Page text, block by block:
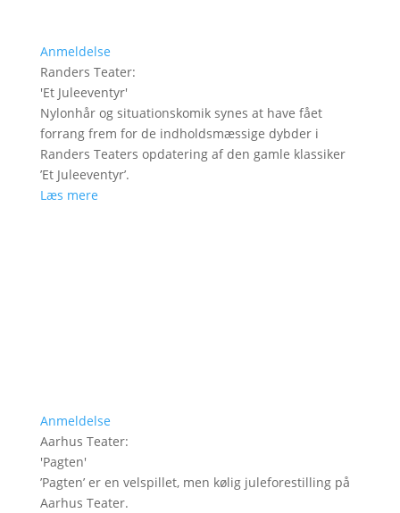
Anmeldelse
Randers Teater:
'Et Juleeventyr'
Nylonhår og situationskomik synes at have fået
forrang frem for de indholdsmæssige dybder i
Randers Teaters opdatering af den gamle klassiker
’Et Juleeventyr’.
Læs mere
Anmeldelse
Aarhus Teater:
'Pagten'
’Pagten’ er en velspillet, men kølig juleforestilling på
Aarhus Teater.